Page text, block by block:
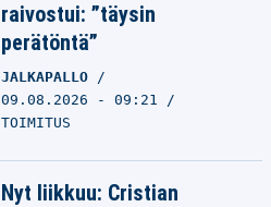
raivostui: ”täysin
perätöntä”
JALKAPALLO
09.08.2026 - 09:21
TOIMITUS
Nyt liikkuu: Cristian